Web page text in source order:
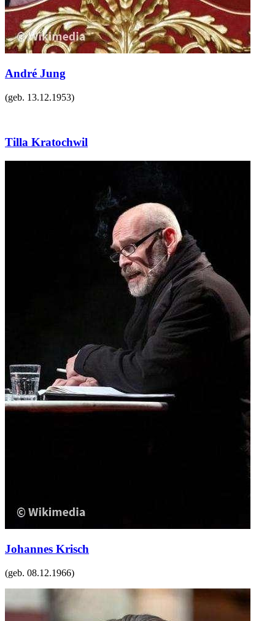
André Jung
(geb. 13.12.1953)
Tilla Kratochwil
Johannes Krisch
(geb. 08.12.1966)